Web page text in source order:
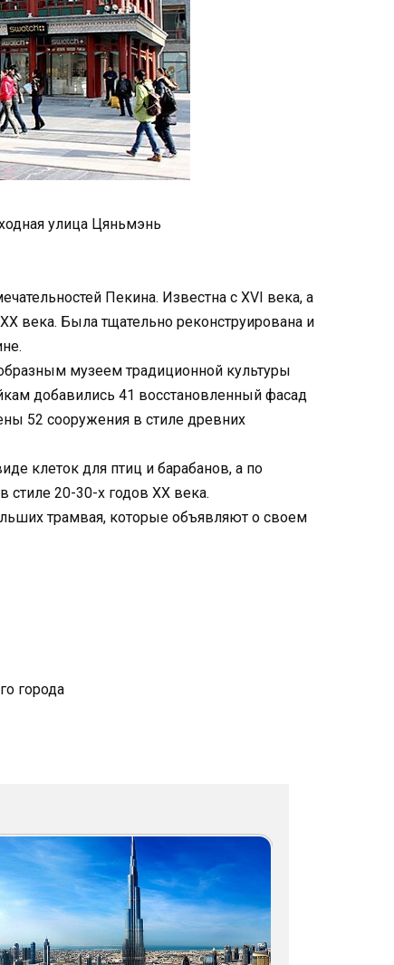
улица Цяньмэнь
Пекина. Известна с XVI века, а
века. Была тщательно реконструирована и
музеем традиционной культуры
добавились 41 восстановленный фасад
52 сооружения в стиле древних
клеток для птиц и барабанов, а по
20-30-х годов XX века.
трамвая, которые объявляют о своем
города